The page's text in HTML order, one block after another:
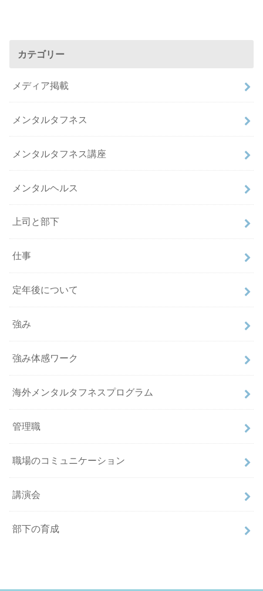
カテゴリー
メディア掲載
メンタルタフネス
メンタルタフネス講座
メンタルヘルス
上司と部下
仕事
定年後について
強み
強み体感ワーク
海外メンタルタフネスプログラム
管理職
職場のコミュニケーション
講演会
部下の育成